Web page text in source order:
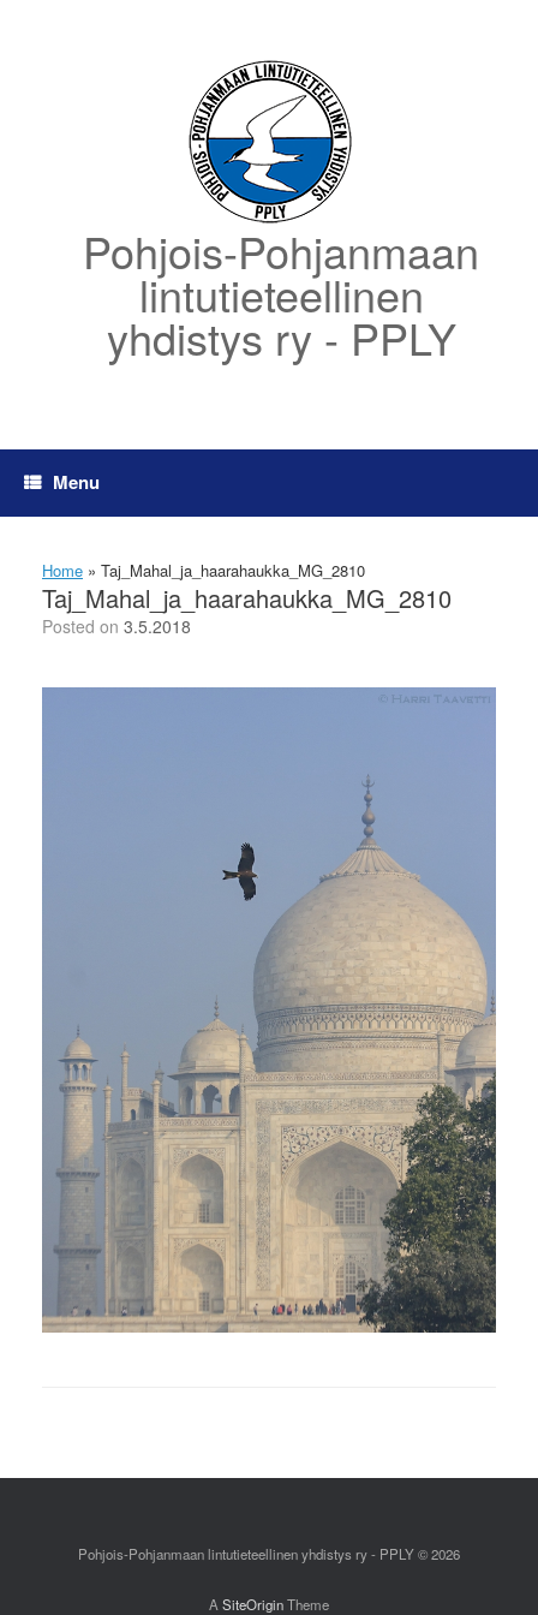
Pohjois-Pohjanmaan
lintutieteellinen
yhdistys ry - PPLY
Menu
Home » Taj_Mahal_ja_haarahaukka_MG_2810
Taj_Mahal_ja_haarahaukka_MG_2810
Posted on 3.5.2018
Pohjois-Pohjanmaan lintutieteellinen yhdistys ry - PPLY © 2026
ASiteOriginTheme